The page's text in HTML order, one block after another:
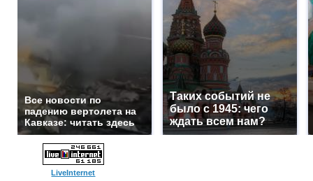
Все новости по
падению вертолета на
Кавказе: читать здесь
Таких событий не
было с 1945: чего
ждать всем нам?
LiveInternet